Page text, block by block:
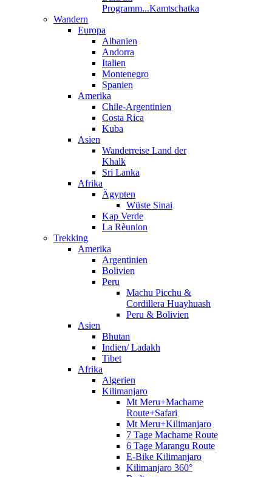
Programm...Kamtschatka
Wandern
Europa
Albanien
Andorra
Italien
Montenegro
Spanien
Amerika
Chile-Argentinien
Costa Rica
Kuba
Asien
Wanderreise Land der
Khalk
Sri Lanka
Afrika
Ägypten
Wüste Sinai
Kap Verde
La Rèunion
Trekking
Amerika
Argentinien
Bolivien
Peru
Machu Picchu &
Cordillera Huayhuash
Peru & Bolivien
Asien
Bhutan
Indien/ Ladakh
Tibet
Afrika
Algerien
Kilimanjaro
Mt Meru+Machame
Route+Safari
Mt Meru+Kilimanjaro
7 Tage Machame Route
6 Tage Marangu Route
E-Bike Kilimanjaro
Kilimanjaro 360°